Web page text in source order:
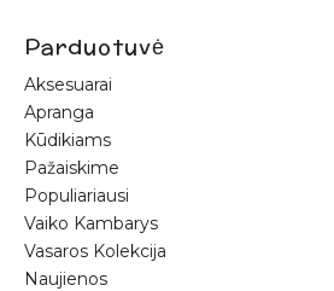
Parduotuvė
Aksesuarai
Apranga
Kūdikiams
Pažaiskime
Populiariausi
Vaiko Kambarys
Vasaros Kolekcija
Naujienos